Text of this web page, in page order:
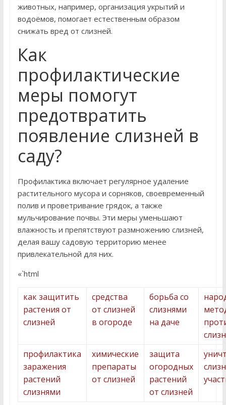
животных, например, организация укрытий и
водоёмов, помогает естественным образом
снижать вред от слизней.
Как
профилактические
меры помогут
предотвратить
появление слизней в
саду?
Профилактика включает регулярное удаление
растительного мусора и сорняков, своевременный
полив и проветривание грядок, а также
мульчирование почвы. Эти меры уменьшают
влажность и препятствуют размножению слизней,
делая вашу садовую территорию менее
привлекательной для них.
«`html
как защитить
растения от
слизней
средства
от слизней
в огороде
борьба со
слизнями
на даче
профилактика
заражения
растений
слизнями
химические
препараты
от слизней
защита
огородных
растений
от слизней